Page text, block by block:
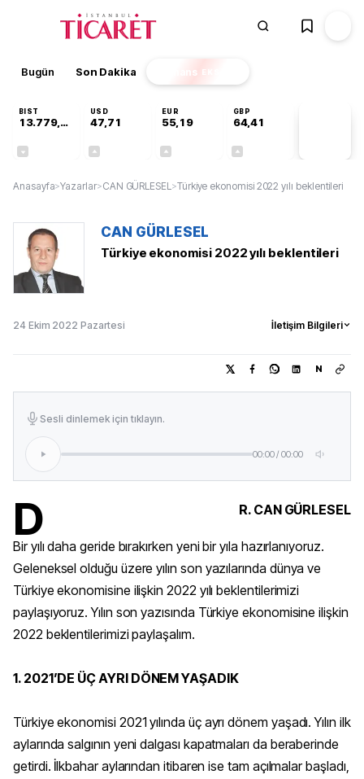
Bugün Son Dakika Finans EKSTRA
BIST
13.779,39
USD
47,71
EUR
55,19
GBP
64,41
Anasayfa>Yazarlar>CAN GÜRLESEL>Türkiye ekonomisi 2022 yılı beklentileri
CAN GÜRLESEL
Türkiye ekonomisi 2022 yılı beklentileri
24 Ekim 2022 Pazartesi İletişim Bilgileri
N
Sesli dinlemek için tıklayın.
00:00/00:00
D R. CAN GÜRLESEL
Bir yılı daha geride bırakırken yeni bir yıla hazırlanıyoruz.
Geleneksel olduğu üzere yılın son yazılarında dünya ve
Türkiye ekonomisine ilişkin 2022 yılı beklentilerimizi
paylaşıyoruz. Yılın son yazısında Türkiye ekonomisine ilişkin
2022 beklentilerimizi paylaşalım.
1. 2021’DE ÜÇ AYRI DÖNEM YAŞADIK
Türkiye ekonomisi 2021 yılında üç ayrı dönem yaşadı. Yılın ilk
aylarında salgının yeni dalgası kapatmaları da beraberinde
getirdi. İlkbahar aylarından itibaren ise tam açılmalar başladı,